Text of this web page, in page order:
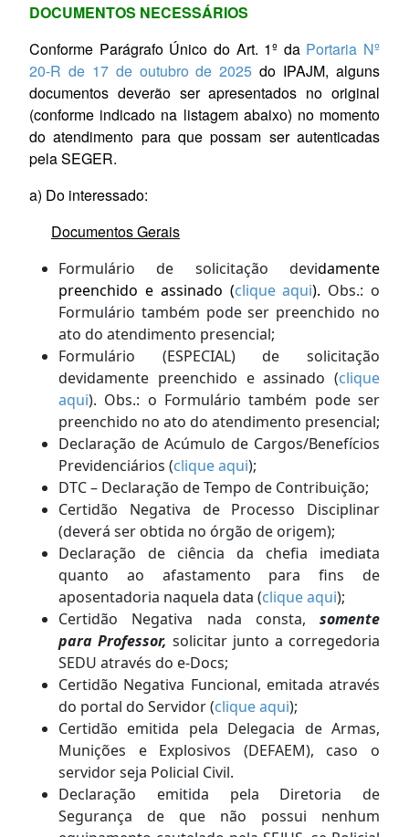
DOCUMENTOS NECESSÁRIOS
Conforme Parágrafo Único do Art. 1º da Portaria Nº
20-R de 17 de outubro de 2025 do IPAJM, alguns
documentos deverão ser apresentados no original
(conforme indicado na listagem abaixo) no momento
do atendimento para que possam ser autenticadas
pela SEGER.
a) Do interessado:
Documentos Gerais
Formulário de solicitação devidamente
preenchido e assinado (clique aqui). Obs.: o
Formulário também pode ser preenchido no
ato do atendimento presencial;
Formulário (ESPECIAL) de solicitação
devidamente preenchido e assinado (clique
aqui). Obs.: o Formulário também pode ser
preenchido no ato do atendimento presencial;
Declaração de Acúmulo de Cargos/Benefícios
Previdenciários (clique aqui);
DTC – Declaração de Tempo de Contribuição;
Certidão Negativa de Processo Disciplinar
(deverá ser obtida no órgão de origem);
Declaração de ciência da chefia imediata
quanto ao afastamento para fins de
aposentadoria naquela data (clique aqui);
Certidão Negativa nada consta, somente
para Professor, solicitar junto a corregedoria
SEDU através do e-Docs;
Certidão Negativa Funcional, emitada através
do portal do Servidor (clique aqui);
Certidão emitida pela Delegacia de Armas,
Munições e Explosivos (DEFAEM), caso o
servidor seja Policial Civil.
Declaração emitida pela Diretoria de
Segurança de que não possui nenhum